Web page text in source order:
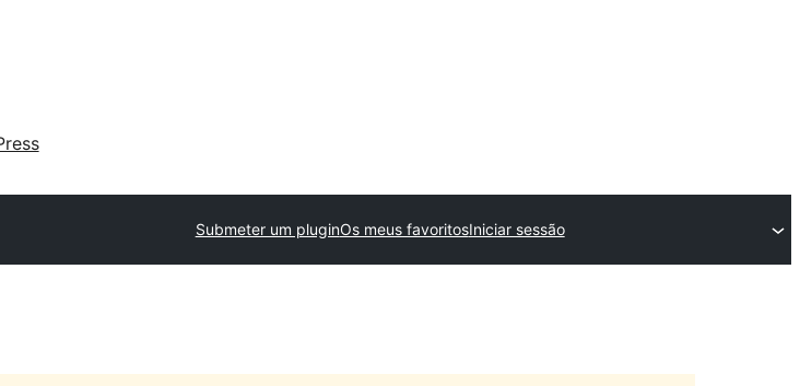
Submeter um pluginOs meus favoritosIniciar sessão